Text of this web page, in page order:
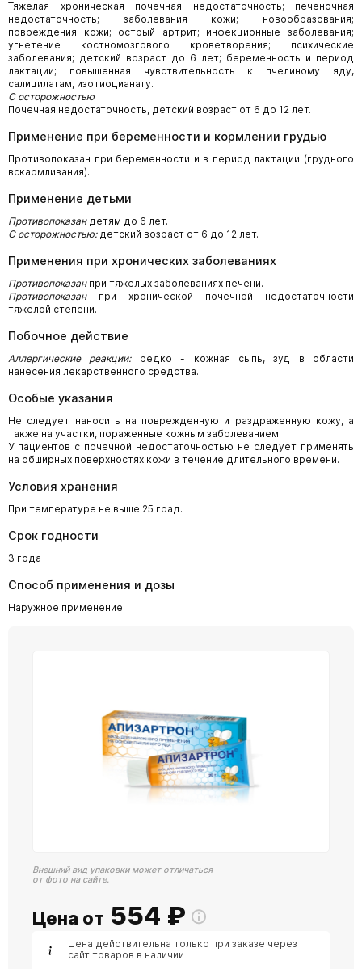
Тяжелая хроническая почечная недостаточность; печеночная
недостаточность; заболевания кожи; новообразования;
повреждения кожи; острый артрит; инфекционные заболевания;
угнетение костномозгового кроветворения; психические
заболевания; детский возраст до 6 лет; беременность и период
лактации; повышенная чувствительность к пчелиному яду,
салицилатам, изотиоцианату.
С осторожностью
Почечная недостаточность, детский возраст от 6 до 12 лет.
Применение при беременности и кормлении грудью
Противопоказан при беременности и в период лактации (грудного
вскармливания).
Применение детьми
Противопоказандетям до 6 лет.
С осторожностью:детский возраст от 6 до 12 лет.
Применения при хронических заболеваниях
Противопоказанпри тяжелых заболеваниях печени.
Противопоказанпри хронической почечной недостаточности
тяжелой степени.
Побочное действие
Аллергические реакции:редко - кожная сыпь, зуд в области
нанесения лекарственного средства.
Особые указания
Не следует наносить на поврежденную и раздраженную кожу, а
также на участки, пораженные кожным заболеванием.
У пациентов с почечной недостаточностью не следует применять
на обширных поверхностях кожи в течение длительного времени.
Условия хранения
При температуре не выше 25 град.
Срок годности
3 года
Способ применения и дозы
Наружное применение.
Внешний вид упаковки может отличаться
от фото на сайте.
Цена от 554 ₽
Цена действительна только при заказе через
сайт товаров в наличии